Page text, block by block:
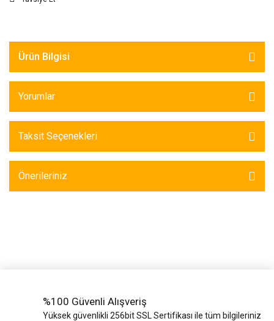
Ürün Bilgisi
Yorumlar
Taksit Seçenekleri
Önerileriniz
%100 Güvenli Alışveriş
Yüksek güvenlikli 256bit SSL Sertifikası ile tüm bilgileriniz